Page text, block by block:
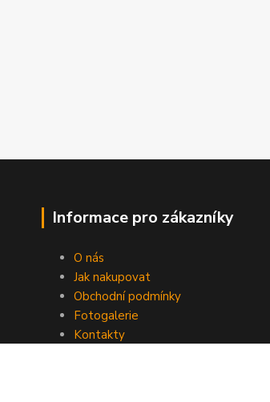
Informace pro zákazníky
O nás
Jak nakupovat
Obchodní podmínky
Fotogalerie
Kontakty